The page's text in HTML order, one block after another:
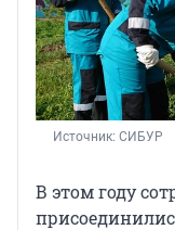
Источник: СИБУР
В этом году